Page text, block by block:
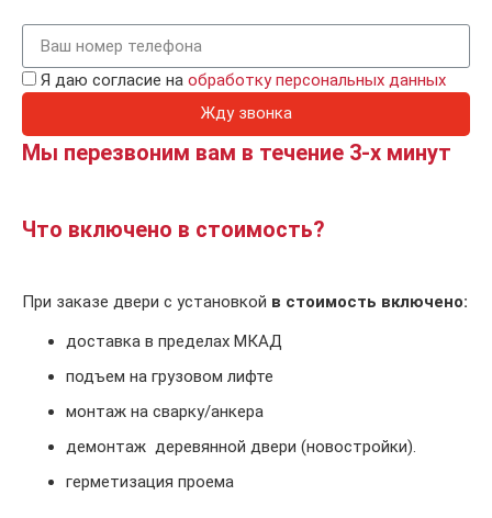
Я даю согласие на обработку персональных данных
Жду звонка
Мы перезвоним вам в течение 3-х минут
Что включено в стоимость?
При заказе двери с установкой в стоимость включено:
доставка в пределах МКАД
подъем на грузовом лифте
монтаж на сварку/анкера
демонтаж деревянной двери (новостройки).
герметизация проема